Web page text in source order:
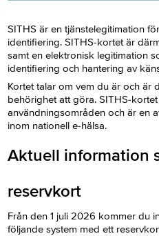
SITHS är en tjänstelegitimation
identifiering. SITHS-kortet är
samt en elektronisk legitimation
identifiering och hantering av
Kortet talar om vem du är och är
behörighet att göra. SITHS-
användningsområden och är en
inom nationell e-hälsa.
Aktuell information
reservkort
Från den 1 juli 2026 kommer du
följande system med ett